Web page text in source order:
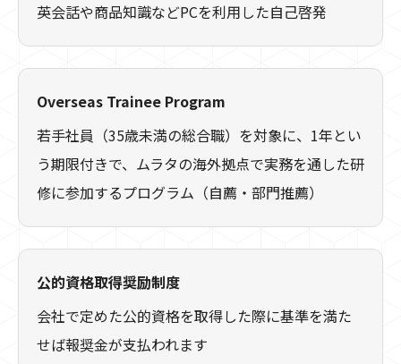
英会話や商品知識などPCを利用した自己啓発
Overseas Trainee Program
若手社員（35歳未満の総合職）を対象に、1年とい
う期限付きで、ムラタの海外拠点で実務を通した研
修に参加するプログラム（自薦・部門推薦）
公的資格取得奨励制度
会社で定めた公的資格を取得した際に基準を満た
せば報奨金が支払われます